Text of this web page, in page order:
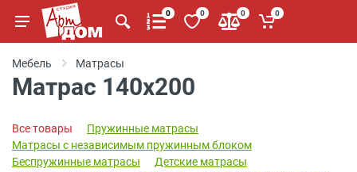
0 0 0 0
Мебель Матрасы
Матрас 140х200
Все товары
Пружинные матрасы
Матрасы с независимым пружинным блоком
Беспружинные матрасы
Детские матрасы